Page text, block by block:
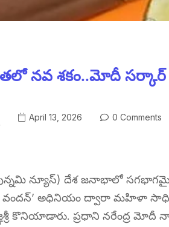
శకం..మోదీ సర్కార్
April 13, 2026 0 Comments
(పున్నమి న్యూస్) దేశ జనాభాలో
వందన్’ అధినియం ద్వారా మహిళా
కొనియాడారు. ప్రధాని నరేంద్ర